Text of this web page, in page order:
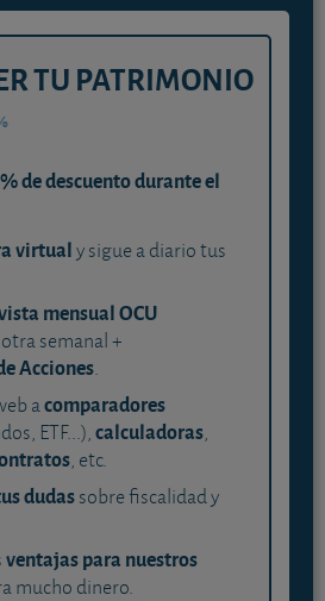
TU PATRIMONIO
de descuento durante el
virtualy sigue a diario tus
mensual OCU
semanal +
Acciones.
acomparadores
ETF...),calculadoras,
, etc.
dudassobre fiscalidad y
ventajas para nuestros
mucho dinero.